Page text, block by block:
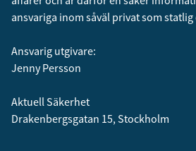
ansvariga inom såväl privat som
Ansvarig utgivare:
Jenny Persson
Aktuell Säkerhet
Drakenbergsgatan 15, Stockholm